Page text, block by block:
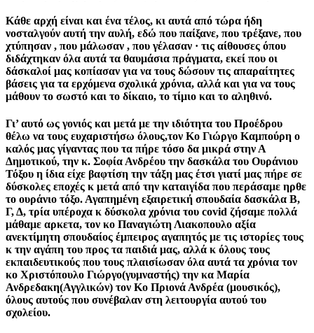
Κάθε αρχή είναι και ένα τέλος, κι αυτά από τώρα ήδη
νοσταλγούν αυτή την αυλή, εδώ που παίξανε, που τρέξανε, που
χτύπησαν , που μάλωσαν , που γέλασαν · τις αίθουσες όπου
διδάχτηκαν όλα αυτά τα θαυμάσια πράγματα, εκεί που οι
δάσκαλοί μας κοπίασαν για να τους δώσουν τις απαραίτητες
βάσεις για τα ερχόμενα σχολικά χρόνια, αλλά και για να τους
μάθουν το σωστό και το δίκαιο, το τίμιο και το αληθινό.
Γι’ αυτό ως γονιός και μετά με την ιδιότητα του Προέδρου
θέλω να τους ευχαριστήσω όλους,τον Κο Γιώργο Καμπούρη ο
καλός μας γίγαντας που τα πήρε τόσο δα μικρά στην Α
Δημοτικού, την κ. Σοφία Ανδρέου την δασκάλα του Ουράνιου
Τόξου η ίδια είχε βαφτίση την τάξη μας έτσι γιατί μας πήρε σε
δύσκολες εποχές κ μετά από την καταιγίδα που περάσαμε ηρθε
το ουράνιο τόξο. Αγαπημένη εξαιρετική σπουδαία δασκάλα Β,
Γ, Δ, τρία υπέροχα κ δύσκολα χρόνια του covid ζήσαμε πολλά
μάθαμε αρκετα, τον κο Παναγιώτη Λιακοπουλο αξία
ανεκτίμητη σπουδαίος έμπειρος αγαπητός με τις ιστορίες τους
κ την αγάπη του προς τα παιδιά μας, αλλά κ όλους τους
εκπαιδευτικούς που τους πλαισίωσαν όλα αυτά τα χρόνια τον
κο Χριστόπουλο Γιώργο(γυμναστής) την κα Μαρία
Ανδρεδακη(Αγγλικών) τον Κο Πριονά Ανδρέα (μουσικός),
όλους αυτούς που συνέβαλαν στη λειτουργία αυτού του
σχολείου.